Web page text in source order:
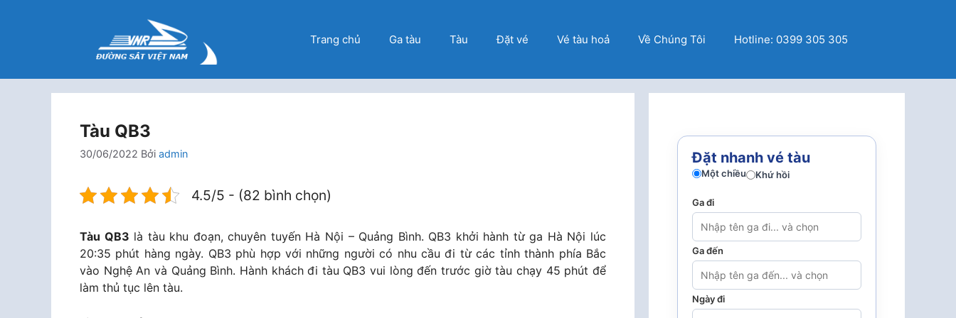
Trang chủ Ga tàu Tàu Đặt vé Vé tàu hoả Về Chúng Tôi Hotline: 0399 305 305
Tàu QB3
30/06/2022 Bởi admin
4.5/5 - (82 bình chọn)
Tàu QB3 là tàu khu đoạn, chuyên tuyến Hà Nội – Quảng Bình. QB3 khởi hành từ ga Hà Nội lúc
20:35 phút hàng ngày. QB3 phù hợp với những người có nhu cầu đi từ các tỉnh thành phía Bắc
vào Nghệ An và Quảng Bình. Hành khách đi tàu QB3 vui lòng đến trước giờ tàu chạy 45 phút để
làm thủ tục lên tàu.
Đặt nhanh vé tàu
Một chiều Khứ hồi
Ga đi
Ga đến
Ngày đi